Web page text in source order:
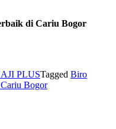
di Cariu Bogor
PLUSTagged Biro
Bogor